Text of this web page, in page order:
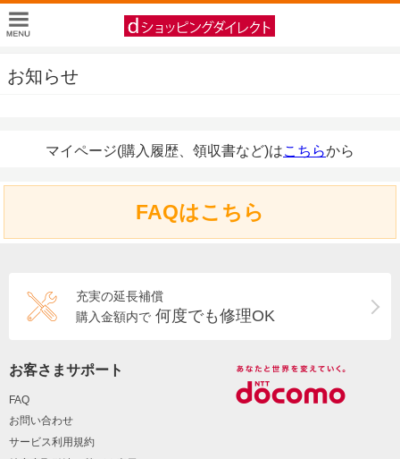
お知らせ
マイページ(購入履歴、領収書など)はこちらから
FAQはこちら
充実の延長補償
購入金額内で 何度でも修理OK
お客さまサポート
FAQ
お問い合わせ
サービス利用規約